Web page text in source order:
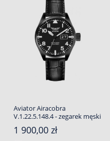
Aviator Airacobra
V.1.22.5.148.4 - zegarek męski
1 900,00 zł